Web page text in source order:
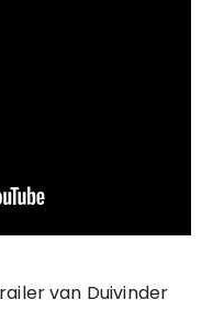
van Duivinder